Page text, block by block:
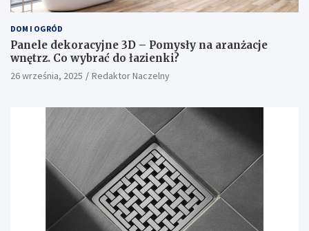
DOM I OGRÓD
Panele dekoracyjne 3D – Pomysły na aranżacje
wnętrz. Co wybrać do łazienki?
26 września, 2025 Redaktor Naczelny